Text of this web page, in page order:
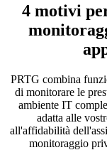
4 motivi
PRTG combina
di monitorare le
ambiente IT
adatta alle
all'affidabilità
monitoraggio